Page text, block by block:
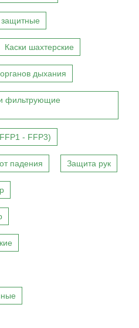
защитные
Каски шахтерские
дыхания
фильтрующие
- FFP3)
падения Защита рук